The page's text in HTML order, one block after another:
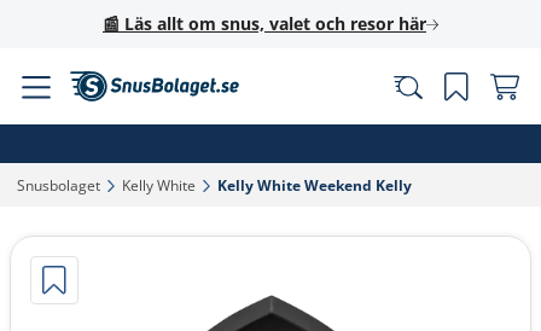
📰 Läs allt om snus, valet och resor här
Snusbolaget‎ Kelly White‎ Kelly White Weekend Kelly‎